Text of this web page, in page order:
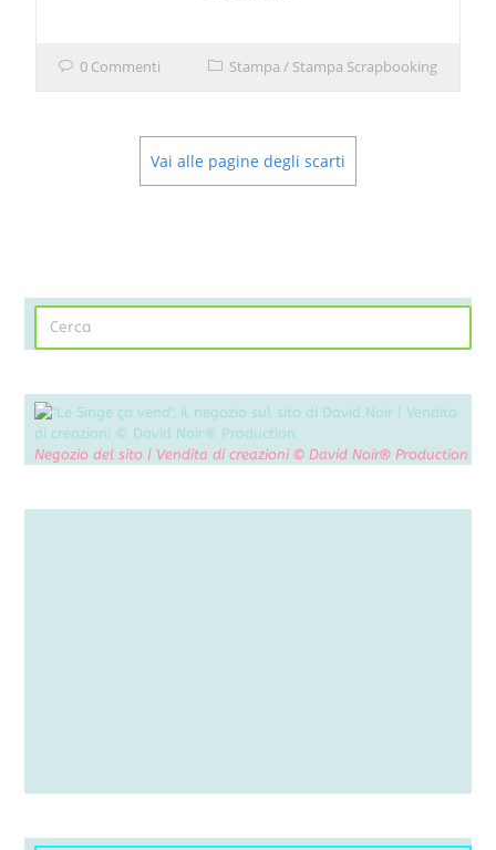
0 Commenti Stampa / Stampa Scrapbooking
Vai alle pagine degli scarti
Negozio del sito | Vendita di creazioni © David Noir® Production